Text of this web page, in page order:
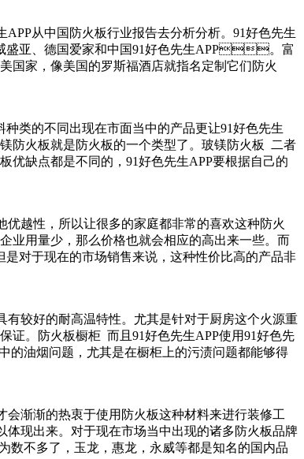
APP从中国防火板行业报告去分析分析。91好色先生
国威盛亚、德国爱家和中国91好色先生APP。富
国家，像美国的罗斯福酒店就指名定制它们防火
种类的不同出现在市面当中的产品更让91好色先生
火板就是防火板的一个类型了。玻镁防火板 二者
优缺点都是不同的，91好色先生APP要根据自己的
越性，所以让很多的家庭都非常的喜欢这种防火
用量少，那么价格也就会相应的高出来一些。而
对于现在的市场销售来说，这种性价比高的产品非
较好的耐高温特性。尤其是针对于厨房这个火源重
。防火板橱柜 而且91好色先生APP使用91好色先
油烟问题，尤其是在橱柜上的污渍问题都能够得
才会渐渐的热衷于使用防火板这种材料来进行装修工
现出来。对于现在市场当中出现的诸多防火板品牌
了，玉龙，惠龙，永威等都是知名的国内品